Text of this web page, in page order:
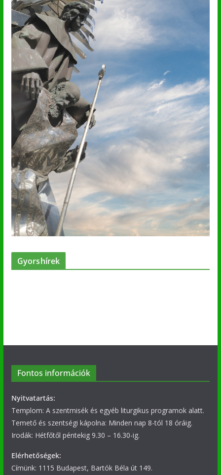
Gyorshírek
Fontos információk
Nyitvatartás:
Templom: A szentmisék és egyéb liturgikus programok alatt.
Temető és szentségi kápolna: Minden nap 8-tól 18 óráig.
Irodák: Hétfőtől péntekig 9.30 – 16.30-ig.
Elérhetőségek:
Címünk: 1115 Budapest, Bartók Béla út 149.